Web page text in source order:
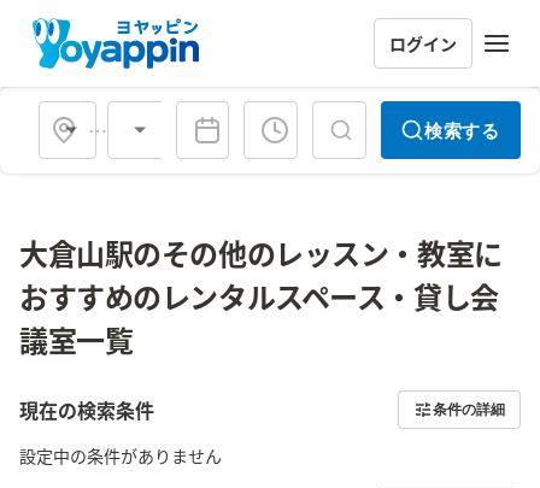
ログイン
会場タイプ 検索する
大倉山駅のその他のレッスン・教室に
おすすめのレンタルスペース・貸し会
議室一覧
現在の検索条件 条件の詳細
設定中の条件がありません